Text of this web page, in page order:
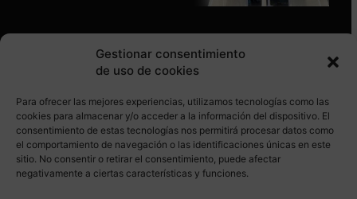
Gestionar consentimiento
de uso de cookies
Para ofrecer las mejores experiencias, utilizamos tecnologías como las
cookies para almacenar y/o acceder a la información del dispositivo. El
consentimiento de estas tecnologías nos permitirá procesar datos como
el comportamiento de navegación o las identificaciones únicas en este
sitio. No consentir o retirar el consentimiento, puede afectar
negativamente a ciertas características y funciones.
SÍGUENOS EN REDES SOCIALES